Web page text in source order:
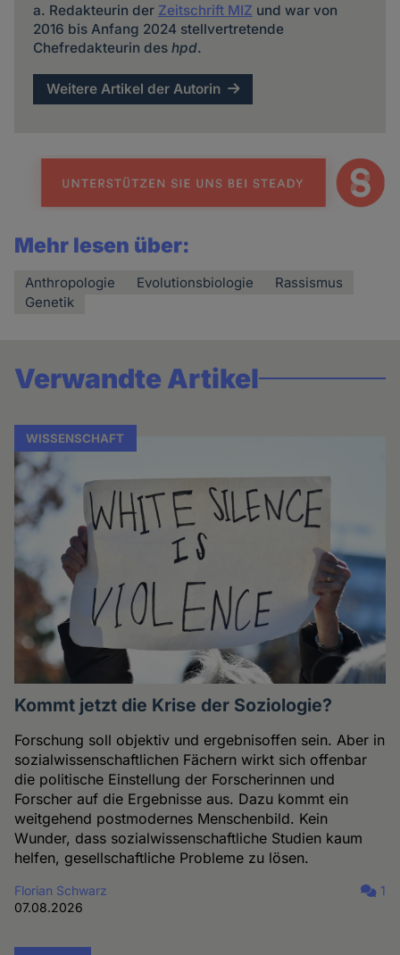
a. Redakteurin der Zeitschrift MIZ und war von
2016 bis Anfang 2024 stellvertretende
Chefredakteurin des hpd.
Weitere Artikel der Autorin
Mehr lesen über:
Anthropologie Evolutionsbiologie
Rassismus
Genetik
Verwandte Artikel
WISSENSCHAFT
Kommt jetzt die Krise der Soziologie?
Forschung soll objektiv und ergebnisoffen sein. Aber in
sozialwissenschaftlichen Fächern wirkt sich offenbar
die politische Einstellung der Forscherinnen und
Forscher auf die Ergebnisse aus. Dazu kommt ein
weitgehend postmodernes Menschenbild. Kein
Wunder, dass sozialwissenschaftliche Studien kaum
helfen, gesellschaftliche Probleme zu lösen.
Florian Schwarz
07.08.2026
1